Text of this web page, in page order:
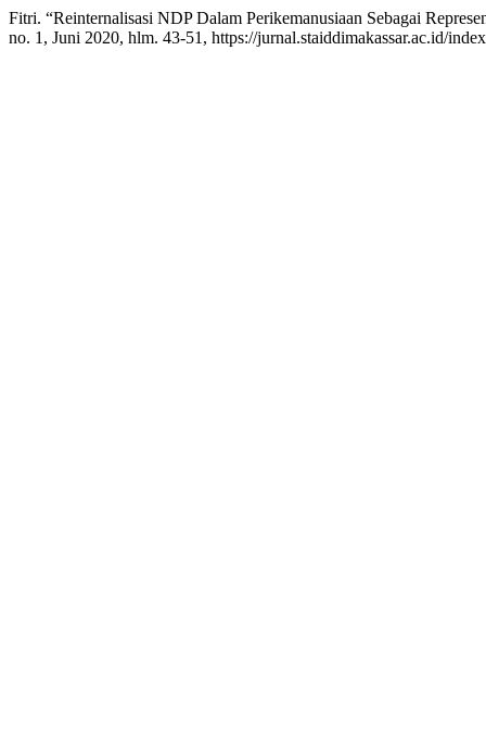
Fitri. “Reinternalisasi NDP Dalam Perikemanusiaan Sebagai
no. 1, Juni 2020, hlm. 43-51, https://jurnal.staiddimakassar.ac.id/